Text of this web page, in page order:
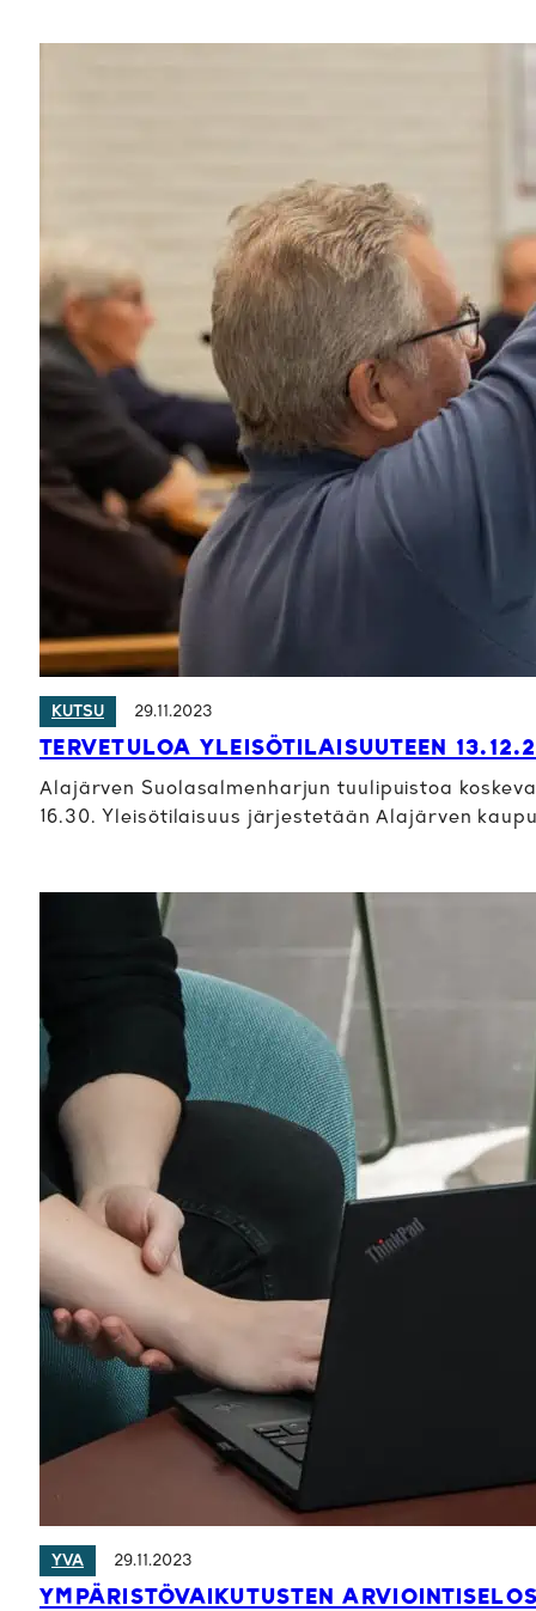
KUTSU 29.11.2023
TERVETULOA YLEISÖTILAISUUTEEN
Alajärven Suolasalmenharjun tuulipuistoa
16.30. Yleisötilaisuus järjestetään Alajärven
YVA 29.11.2023
YMPÄRISTÖVAIKUTUSTEN